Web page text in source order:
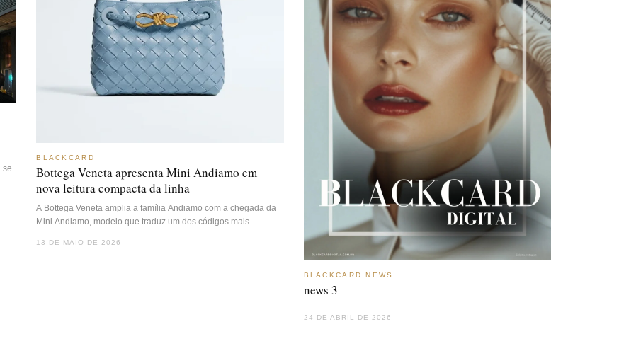
se
BLACKCARD
Bottega Veneta apresenta Mini Andiamo em
nova leitura compacta da linha
A Bottega Veneta amplia a família Andiamo com a chegada da
Mini Andiamo, modelo que traduz um dos códigos mais…
13 DE MAIO DE 2026
BLACKCARD NEWS
news 3
24 DE ABRIL DE 2026